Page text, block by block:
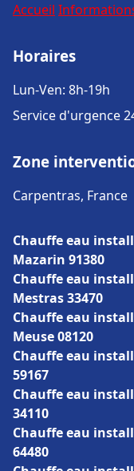
Accueil
Horaires
Lun-Ven: 8h-19h
Service d'urgence
Zone
Carpentras, France
Chauffe eau
Mazarin 91380
Chauffe eau
Mestras 33470
Chauffe eau
Meuse 08120
Chauffe eau
59167
Chauffe eau
34110
Chauffe eau
64480